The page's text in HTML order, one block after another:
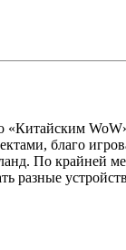
благо
По крайней